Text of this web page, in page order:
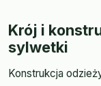
Krój i
sylwetki
Konstrukcja